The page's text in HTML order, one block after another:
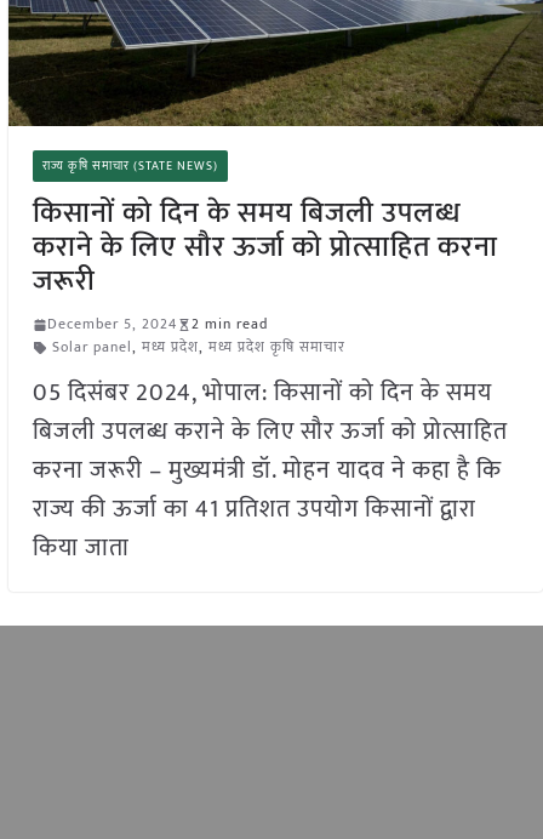
राज्य कृषि समाचार (STATE NEWS)
किसानों को दिन के समय बिजली उपलब्ध
कराने के लिए सौर ऊर्जा को प्रोत्साहित करना
जरूरी
December 5, 2024
2 min read
Solar panel, मध्य प्रदेश, मध्य प्रदेश कृषि समाचार
05 दिसंबर 2024, भोपाल: किसानों को दिन के समय
बिजली उपलब्ध कराने के लिए सौर ऊर्जा को प्रोत्साहित
करना जरूरी – मुख्यमंत्री डॉ. मोहन यादव ने कहा है कि
राज्य की ऊर्जा का 41 प्रतिशत उपयोग किसानों द्वारा
किया जाता